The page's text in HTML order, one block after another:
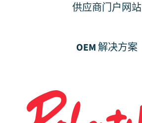
供应商门户网站
OEM 解决方案